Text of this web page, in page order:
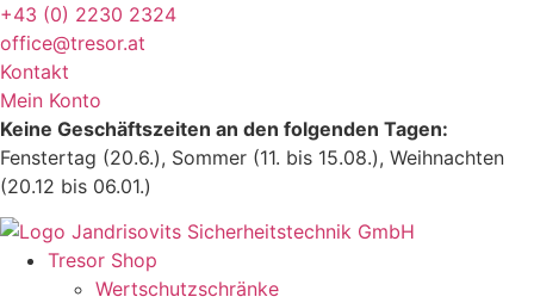
Zum
Inhalt
wechseln
+43 (0) 2230 2324
office@tresor.at
Kontakt
Mein Konto
Keine Geschäftszeiten an den folgenden Tagen:
Fenstertag (20.6.), Sommer (11. bis 15.08.), Weihnachten
(20.12 bis 06.01.)
Tresor Shop
Wertschutzschränke